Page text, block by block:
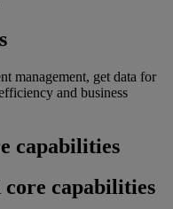
management, get data for
and business
capabilities
capabilities